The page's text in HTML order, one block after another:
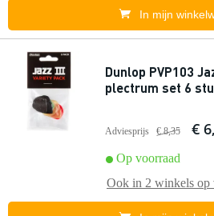
In mijn
Dunlop PVP103
plectrum set 6
Adviesprijs € 8,35 €
Op voorraad
Ook in 2 winkels op